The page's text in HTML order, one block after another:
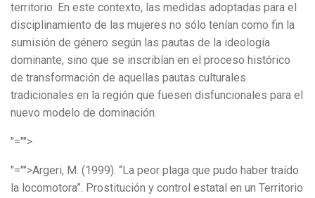
territorio. En este contexto, las medidas adoptadas para el
disciplinamiento de las mujeres no sólo tenían como fin la
sumisión de género según las pautas de la ideología
dominante, sino que se inscribían en el proceso histórico
de transformación de aquellas pautas culturales
tradicionales en la región que fuesen disfuncionales para el
nuevo modelo de dominación.
"="">
"="">Argeri, M. (1999). “La peor plaga que pudo haber traído
la locomotora”. Prostitución y control estatal en un Territorio